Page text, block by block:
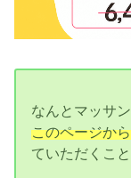
なんとマッサ
このページか
ていただくこ